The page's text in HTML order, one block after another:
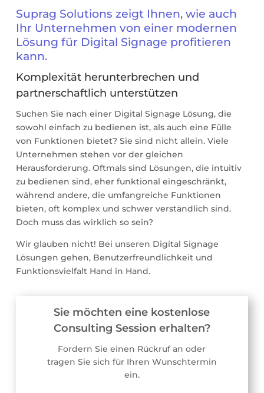
Suprag Solutions zeigt Ihnen, wie auch
Ihr Unternehmen von einer modernen
Lösung für Digital Signage profitieren
kann.
Komplexität herunterbrechen und
partnerschaftlich unterstützen
Suchen Sie nach einer Digital Signage Lösung, die
sowohl einfach zu bedienen ist, als auch eine Fülle
von Funktionen bietet? Sie sind nicht allein. Viele
Unternehmen stehen vor der gleichen
Herausforderung. Oftmals sind Lösungen, die intuitiv
zu bedienen sind, eher funktional eingeschränkt,
während andere, die umfangreiche Funktionen
bieten, oft komplex und schwer verständlich sind.
Doch muss das wirklich so sein?
Wir glauben nicht! Bei unseren Digital Signage
Lösungen gehen, Benutzerfreundlichkeit und
Funktionsvielfalt Hand in Hand.
Sie möchten eine kostenlose
Consulting Session erhalten?
Fordern Sie einen Rückruf an oder
tragen Sie sich für Ihren Wunschtermin
ein.